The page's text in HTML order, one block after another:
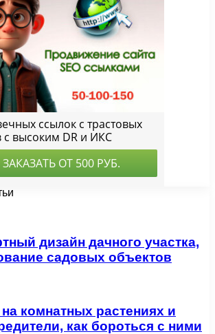
дизайн дачного участка,
садовых объектов
комнатных растениях и
как бороться с ними